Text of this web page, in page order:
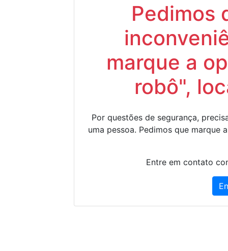
Pedimos
marque a
robô",
Por questões de segurança,
uma pessoa. Pedimos que marque
Entre em contato